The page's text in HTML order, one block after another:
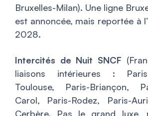
Bruxelles-Milan). Une ligne
est annoncée, mais reportée à
2028.
Intercités de Nuit SNCF
liaisons intérieures :
Toulouse, Paris-Briançon,
Carol, Paris-Rodez, Paris-
Cerbère. Pas le grand luxe,